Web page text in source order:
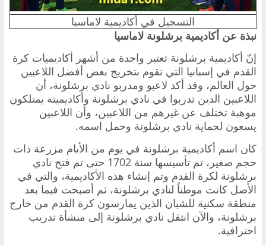
التسجيل في أكاديمية لاماسيا
نبذة عن أكاديمية برشلونة لاماسيا
إنّ أكاديمية برشلونة تعتبر واحدة من أشهر أكاديميات كرة
القدم في إسبانيا التي تقوم بتخريج بعض أفضل اللاعبين
حول العالم، وقد أكد لاعبو ومدربو نادي برشلونة، أن
اللاعبين الذين تدربوا في نادي برشلونة وأكاديميته يمتلكون
موهبة تختلف عن غيرهم من اللاعبين، وأن اللاعبين
يسعون لحماية نادي برشلونة وحمل اسمه.
كان اسم أكاديمية برشلونة في يوم من الأيام مزرعة ذات
حجم صغير، تم تأسيسها سنة 1702 حتى تم فتح نادي
برشلونة لكرة القدم وتم إنشاء هذه الأكاديمية، والتي في
الأصل كانت موطناً لنادي برشلونة، ثم أصبحت فيما بعد
منطقة سكنية للشبان الذين يمارسون كرة القدم من خارج
برشلونة، والآن انتقل نادي برشلونة إلى منشأة تدريب
احترافية.